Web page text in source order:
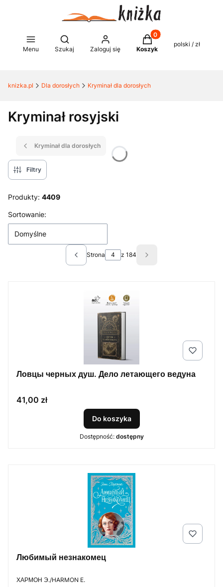
Menu
Otwórz wyszukiwarkę
Szukaj Zaloguj się
Produkty w koszyku:
Koszyk
polski / zł
knizka.pl Dla dorosłych Kryminał dla dorosłych
Kryminał rosyjski
Kryminał dla dorosłych
Filtry
Produkty: 4409
Lista produktów
Sortowanie:
Domyślne
Poprzednie produkty
Strona z 184 Następne produkty
Ловцы черных душ. Дело летающего ведуна
Cena
41,00 zł
Do koszyka
Dostępność: dostępny
Любимый незнакомец
PRODUCENT
ХАРМОН Э./HARMON E.